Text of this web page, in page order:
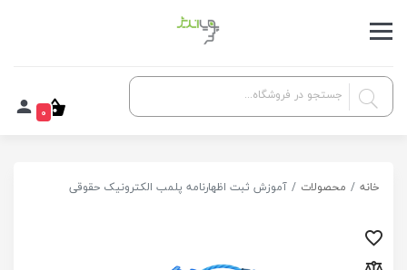
0
خانه محصولات آموزش ثبت اظهارنامه پلمب الکترونیک حقوقی